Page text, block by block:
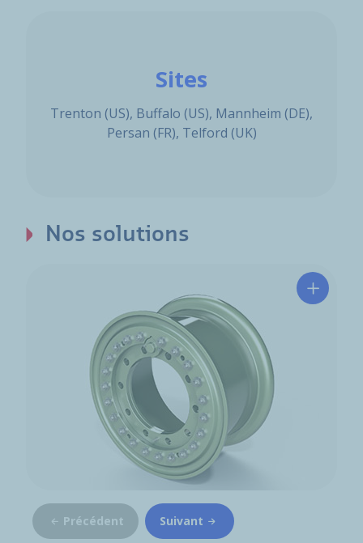
Sites
Trenton (US), Buffalo (US), Mannheim (DE),
Persan (FR), Telford (UK)
Nos solutions
Précédent Suivant